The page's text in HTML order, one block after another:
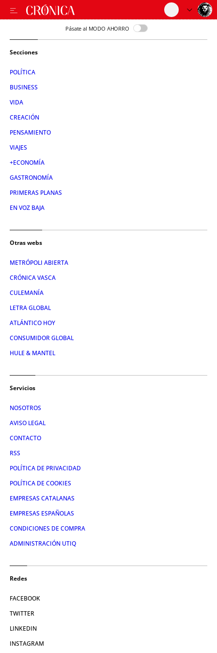
Pásate al MODO AHORRO
Secciones
POLÍTICA
BUSINESS
VIDA
CREACIÓN
PENSAMIENTO
VIAJES
+ECONOMÍA
GASTRONOMÍA
PRIMERAS PLANAS
EN VOZ BAJA
Otras webs
METRÓPOLI ABIERTA
CRÓNICA VASCA
CULEMANÍA
LETRA GLOBAL
ATLÁNTICO HOY
CONSUMIDOR GLOBAL
HULE & MANTEL
Servicios
NOSOTROS
AVISO LEGAL
CONTACTO
RSS
POLÍTICA DE PRIVACIDAD
POLÍTICA DE COOKIES
EMPRESAS CATALANAS
EMPRESAS ESPAÑOLAS
CONDICIONES DE COMPRA
ADMINISTRACIÓN UTIQ
Redes
FACEBOOK
TWITTER
LINKEDIN
INSTAGRAM